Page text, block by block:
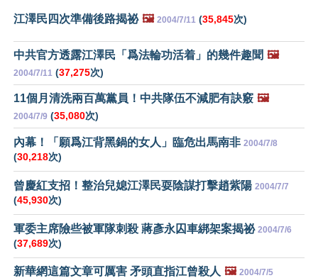
江澤民四次準備後路揭祕 🖼️ 2004/7/11 (35,845次)
中共官方透露江澤民「爲法輪功活着」的幾件趣聞 🖼️
2004/7/11 (37,275次)
11個月清洗兩百萬黨員！中共隊伍不減肥有訣竅 🖼️
2004/7/9 (35,080次)
內幕！「願爲江背黑鍋的女人」臨危出馬南非 2004/7/8
(30,218次)
曾慶紅支招！整治兒媳江澤民耍陰謀打擊趙紫陽 2004/7/7
(45,930次)
軍委主席險些被軍隊刺殺 蔣彥永囚車綁架案揭祕 2004/7/6
(37,689次)
新華網這篇文章可厲害 矛頭直指江曾殺人 🖼️ 2004/7/5